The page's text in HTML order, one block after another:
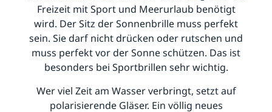
Freizeit mit Sport und Meerurlaub benötigt
wird. Der Sitz der Sonnenbrille muss perfekt
sein. Sie darf nicht drücken oder rutschen und
muss perfekt vor der Sonne schützen. Das ist
besonders bei Sportbrillen sehr wichtig.
Wer viel Zeit am Wasser verbringt, setzt auf
polarisierende Gläser. Ein völlig neues